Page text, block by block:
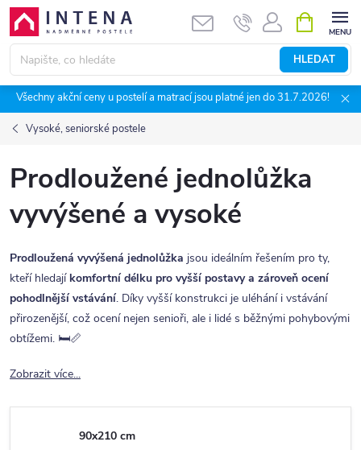
Přejít
obsah
HLEDAT
NÁKUPNÍ
KOŠÍK
Všechny akční ceny u postelí a matrací jsou platné jen do 31.7.2026!
Vysoké, seniorské postele
Prodloužené jednolůžka
vyvýšené a vysoké
Prodloužená vyvýšená jednolůžka jsou ideálním řešením pro ty,
kteří hledají komfortní délku pro vyšší postavy a zároveň ocení
pohodlnější vstávání. Díky vyšší konstrukci je uléhání i vstávání
přirozenější, což ocení nejen senioři, ale i lidé s běžnými pohybovými
obtížemi. 🛏️📏
Zobrazit více...
90x210 cm